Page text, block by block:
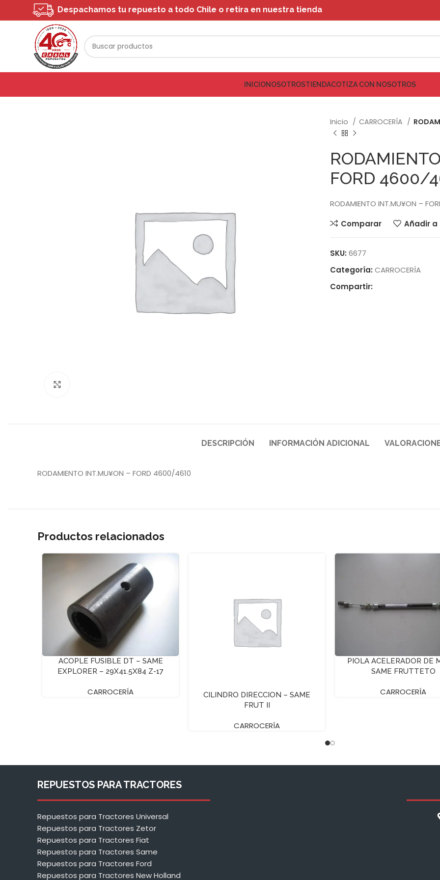
Despachamos tu repuesto a todo Chile o retira en nuestra tienda
INICIONOSOTROSTIENDACOTIZA CON NOSOTROS
Inicio CARROCERÍA
FORD 4600/
RODAMIENTO INT.MU¥ON –
Comparar
Añadir
SKU: 6677
Categoría: CARROCERÍA
Compartir:
DESCRIPCIÓN INFORMACIÓN ADICIONAL
RODAMIENTO INT.MU¥ON – FORD 4600/4610
Productos relacionados
ACOPLE FUSIBLE DT – SAME
EXPLORER – 29X41.5X84 Z-17
CARROCERÍA
CILINDRO DIRECCION – SAME
FRUT II
CARROCERÍA
PIOLA ACELERADOR DE
SAME FRUTTETO
CARROCERÍA
REPUESTOS PARA TRACTORES
Repuestos para Tractores Universal
Repuestos para Tractores Zetor
Repuestos para Tractores Fiat
Repuestos para Tractores Same
Repuestos para Tractores Ford
Repuestos para Tractores New Holland